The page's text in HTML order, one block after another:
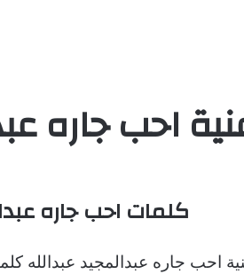
احب جاره
كلمات احب جاره
احب جاره عبدالمجيد عبدالله